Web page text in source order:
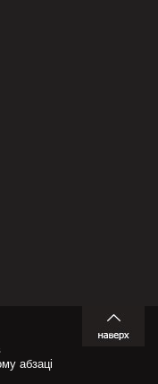
абзаці